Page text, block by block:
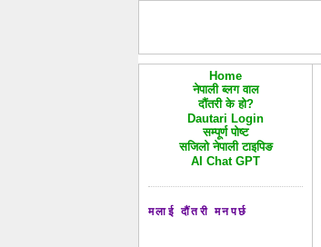
Home
नेपाली ब्लग वाल
दौंतरी के हो?
Dautari Login
सम्पूर्ण पोष्ट
सजिलो नेपाली टाइपिङ
AI Chat GPT
मलाई दौंतरी मनपर्छ